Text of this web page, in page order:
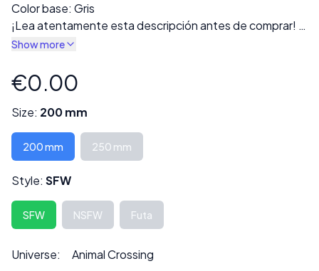
Color base: Gris
¡Lea atentamente esta descripción antes de comprar!
La impresión final se entregará en resina gris. Hay varias
opciones con ropa completa o versiones desnudas.
Todas las impresiones se inspeccionan cuidadosamente
para detectar defectos o errores de impresión antes del
Algunos modelos pueden venir en piezas separadas y
requerir ensamblaje.
también puede afectar el precio.
Por favor, contáctenos en ***
*** para cualquier consulta de personalización o si desea
que pintemos el producto.
Show more
Product information
€0.00
Size: 200 mm
200 mm 250 mm
Style: SFW
SFW NSFW Futa
Universe: Animal Crossing